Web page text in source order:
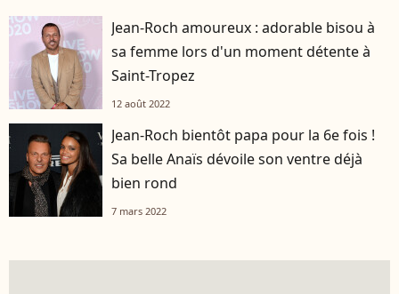
Jean-Roch amoureux : adorable bisou à
sa femme lors d'un moment détente à
Saint-Tropez
12 août 2022
Jean-Roch bientôt papa pour la 6e fois !
Sa belle Anaïs dévoile son ventre déjà
bien rond
7 mars 2022